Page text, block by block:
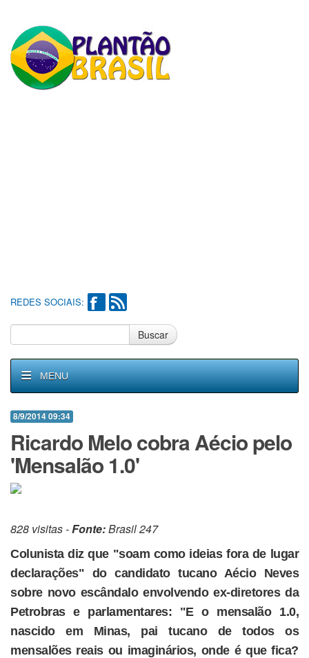
REDES SOCIAIS:
Buscar
MENU
8/9/2014 09:34
Ricardo Melo cobra Aécio pelo
'Mensalão 1.0'
828 visitas -Fonte:Brasil 247
Colunista diz que "soam como ideias fora de lugar
declarações" do candidato tucano Aécio Neves
sobre novo escândalo envolvendo ex-diretores da
Petrobras e parlamentares: "E o mensalão 1.0,
nascido em Minas, pai tucano de todos os
mensalões reais ou imaginários, onde é que fica?